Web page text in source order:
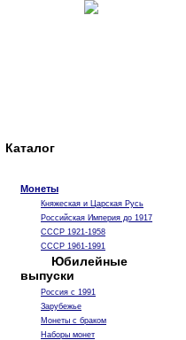
Каталог
Монеты
Княжеская и Царская Русь
Российская Империя до 1917
СССР 1921-1958
СССР 1961-1991
Юбилейные
выпуски
Россия с 1991
Зарубежье
Монеты с браком
Наборы монет